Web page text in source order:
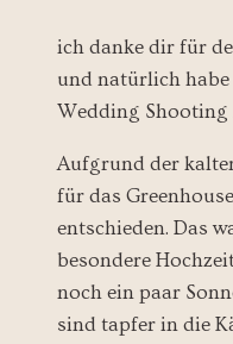
ich danke dir für
und natürlich
Wedding
Aufgrund der
für das
entschieden. Das
besondere
noch ein paar
sind tapfer in die